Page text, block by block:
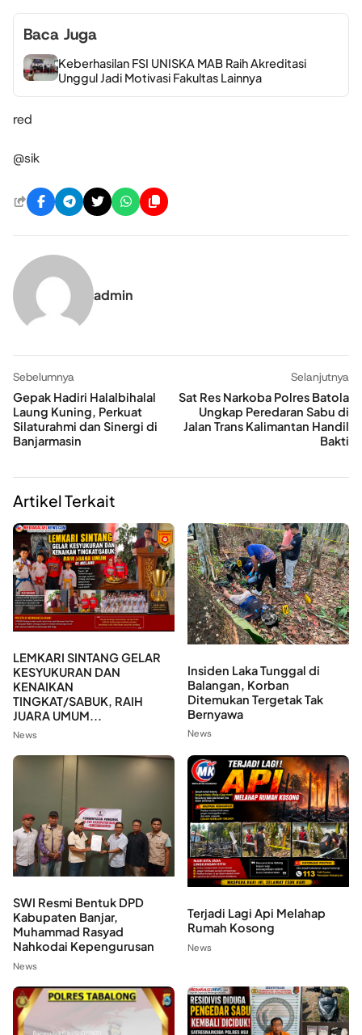
Baca Juga
Keberhasilan FSI UNISKA MAB Raih Akreditasi
Unggul Jadi Motivasi Fakultas Lainnya
red
@sik
admin
Sebelumnya
Gepak Hadiri Halalbihalal
Laung Kuning, Perkuat
Silaturahmi dan Sinergi di
Banjarmasin
Selanjutnya
Sat Res Narkoba Polres Batola
Ungkap Peredaran Sabu di
Jalan Trans Kalimantan Handil
Bakti
Artikel Terkait
LEMKARI SINTANG GELAR
KESYUKURAN DAN
KENAIKAN
TINGKAT/SABUK, RAIH
JUARA UMUM...
News
Insiden Laka Tunggal di
Balangan, Korban
Ditemukan Tergetak Tak
Bernyawa
News
SWI Resmi Bentuk DPD
Kabupaten Banjar,
Muhammad Rasyad
Nahkodai Kepengurusan
News
Terjadi Lagi Api Melahap
Rumah Kosong
News